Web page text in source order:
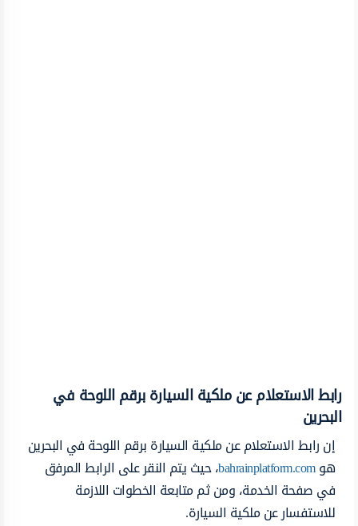
رابط الاستعلام عن ملكية السيارة برقم اللوحة في
البحرين
إن رابط الاستعلام عن ملكية السيارة برقم اللوحة في البحرين
هوbahrainplatform.com، حيث يتم النقر على الرابط المرفق
في صفحة الخدمة، ومن ثم متابعة الخطوات اللازمة
للاستفسار عن ملكية السيارة.